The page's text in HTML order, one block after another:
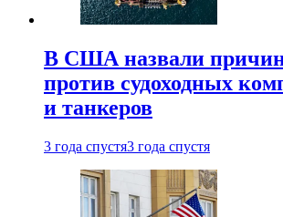
В США назвали
против судоходных
и танкеров
3 года спустя3 года спустя